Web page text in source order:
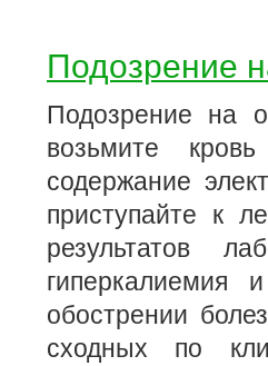
Подозрение
Подозрение на
возьмите
содержание
приступайте к
результатов
обострении
сходных по